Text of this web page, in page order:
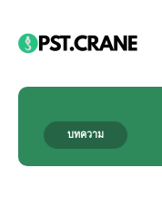
บทความ
Blog Single